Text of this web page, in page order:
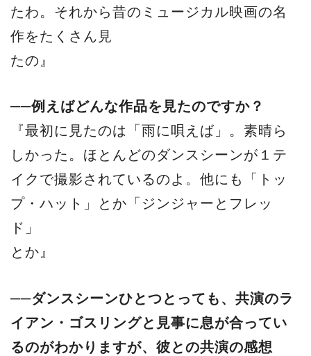
たわ。それから昔のミュージカル映画の名
作をたくさん見
たの』
──例えばどんな作品を見たのですか？
『最初に見たのは「雨に唄えば」。素晴ら
しかった。ほとんどのダンスシーンが１テ
イクで撮影されているのよ。他にも「トッ
プ・ハット」とか「ジンジャーとフレッ
ド」
とか』
──ダンスシーンひとつとっても、共演のラ
イアン・ゴスリングと見事に息が合ってい
るのがわかりますが、彼との共演の感想